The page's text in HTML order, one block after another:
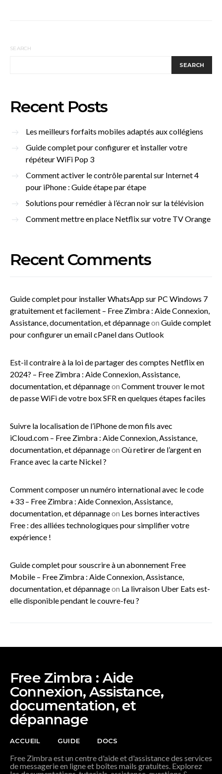
SEARCH
SEARCH
Recent Posts
Les meilleurs forfaits mobiles adaptés aux collégiens
Guide complet pour configurer et installer votre
répéteur WiFi Pop 3
Comment activer le contrôle parental sur Internet 4
pour iPhone : Guide étape par étape
Solutions pour remédier à l’écran noir sur la télévision
Comment mettre en place Netflix sur votre TV Orange
Recent Comments
Guide complet pour installer WhatsApp sur PC Windows 7
gratuitement et facilement – Free Zimbra : Aide Connexion,
Assistance, documentation, et dépannageon Guide complet
pour configurer un email cPanel dans Outlook
Est-il contraire à la loi de partager des comptes Netflix en
2024? – Free Zimbra : Aide Connexion, Assistance,
documentation, et dépannageon Comment trouver le mot
de passe WiFi de votre box SFR en quelques étapes faciles
Suivre la localisation de l’iPhone de mon fils avec
iCloud.com – Free Zimbra : Aide Connexion, Assistance,
documentation, et dépannageon Où retirer de l’argent en
France avec la carte Nickel ?
Comment composer un numéro international avec le code
+33 – Free Zimbra : Aide Connexion, Assistance,
documentation, et dépannageon Les bornes interactives
Free : des alliées technologiques pour simplifier votre
expérience !
Guide complet pour souscrire à un abonnement Free
Mobile – Free Zimbra : Aide Connexion, Assistance,
documentation, et dépannageon La livraison Uber Eats est-
elle disponible pendant le couvre-feu ?
Free Zimbra : Aide
Connexion, Assistance,
documentation, et
dépannage
ACCUEIL GUIDE DOCS
Free Zimbra est un centre d'aide et d'assistance des services
de messagerie en ligne et boîtes mails gratuites. Explorez